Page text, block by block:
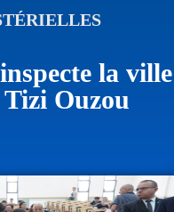
la ville
Ouzou